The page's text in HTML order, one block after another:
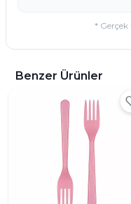
* Gerçek
Benzer Ürünler